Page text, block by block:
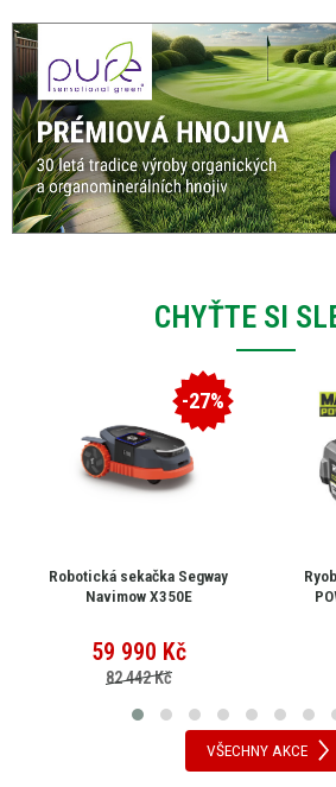
CHYŤTE SI
-27%
Robotická sekačka Segway
Navimow X350E
59 990 Kč
82 442 Kč
VŠECHNY AKCE